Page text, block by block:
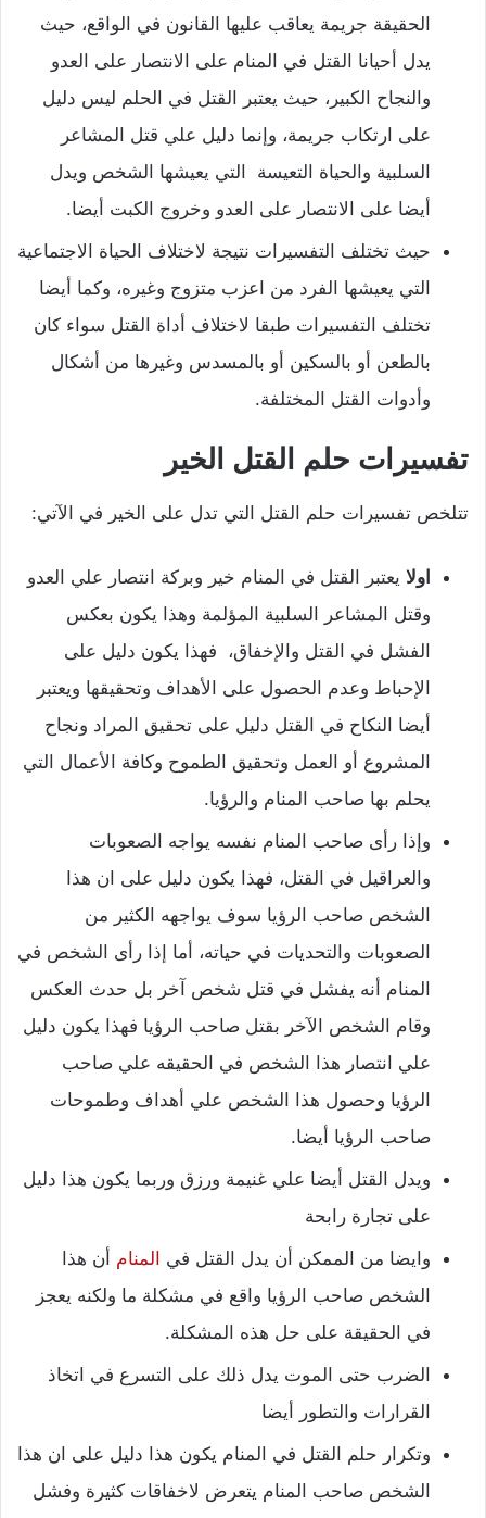
الحقيقة جريمة يعاقب عليها القانون في الواقع، حيث
يدل أحيانا القتل في المنام على الانتصار على العدو
والنجاح الكبير، حيث يعتبر القتل في الحلم ليس دليل
على ارتكاب جريمة، وإنما دليل علي قتل المشاعر
السلبية والحياة التعيسة التي يعيشها الشخص ويدل
أيضا على الانتصار على العدو وخروج الكبت أيضا.
حيث تختلف التفسيرات نتيجة لاختلاف الحياة الاجتماعية
التي يعيشها الفرد من اعزب متزوج وغيره، وكما أيضا
تختلف التفسيرات طبقا لاختلاف أداة القتل سواء كان
بالطعن أو بالسكين أو بالمسدس وغيرها من أشكال
وأدوات القتل المختلفة.
تفسيرات حلم القتل الخير
تتلخص تفسيرات حلم القتل التي تدل على الخير في الآتي:
اولا يعتبر القتل في المنام خير وبركة انتصار علي العدو
وقتل المشاعر السلبية المؤلمة وهذا يكون بعكس
الفشل في القتل والإخفاق، فهذا يكون دليل على
الإحباط وعدم الحصول على الأهداف وتحقيقها ويعتبر
أيضا النكاح في القتل دليل على تحقيق المراد ونجاح
المشروع أو العمل وتحقيق الطموح وكافة الأعمال التي
يحلم بها صاحب المنام والرؤيا.
وإذا رأى صاحب المنام نفسه يواجه الصعوبات
والعراقيل في القتل، فهذا يكون دليل على ان هذا
الشخص صاحب الرؤيا سوف يواجهه الكثير من
الصعوبات والتحديات في حياته، أما إذا رأى الشخص في
المنام أنه يفشل في قتل شخص آخر بل حدث العكس
وقام الشخص الآخر بقتل صاحب الرؤيا فهذا يكون دليل
علي انتصار هذا الشخص في الحقيقه علي صاحب
الرؤيا وحصول هذا الشخص علي أهداف وطموحات
صاحب الرؤيا أيضا.
ويدل القتل أيضا علي غنيمة ورزق وربما يكون هذا دليل
على تجارة رابحة
وايضا من الممكن أن يدل القتل في المنام أن هذا
الشخص صاحب الرؤيا واقع في مشكلة ما ولكنه يعجز
في الحقيقة على حل هذه المشكلة.
الضرب حتى الموت يدل ذلك على التسرع في اتخاذ
القرارات والتطور أيضا
وتكرار حلم القتل في المنام يكون هذا دليل على ان هذا
الشخص صاحب المنام يتعرض لاخفاقات كثيرة وفشل